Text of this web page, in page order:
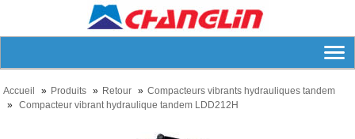
Accueil Produits Retour
Compacteurs vibrants hydrauliques tandem
Compacteur vibrant hydraulique tandem LDD212H